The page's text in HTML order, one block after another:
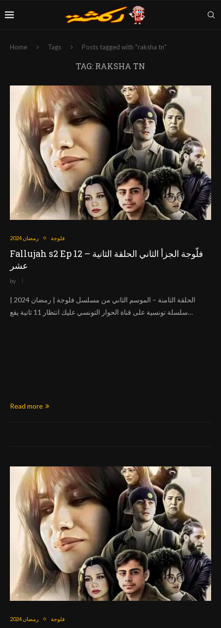
Home Tags Posts tagged with "raksha tn"
TAG: RAKSHA TN
رمضان 2024 فلوجة
Fallujah s2 Ep 12 – فلّوجة الجزأ الثاني الحلقة الثانية
عشر
by
الحلقة الثامنة – الموسم الثاني من مسلسل فلوجة | رمضان 2024 |
سلسلة تونسية على قناة الحوار التونسي عليك انتظار 11 ثانية يقع…
Read more
رمضان 2024 فلوجة